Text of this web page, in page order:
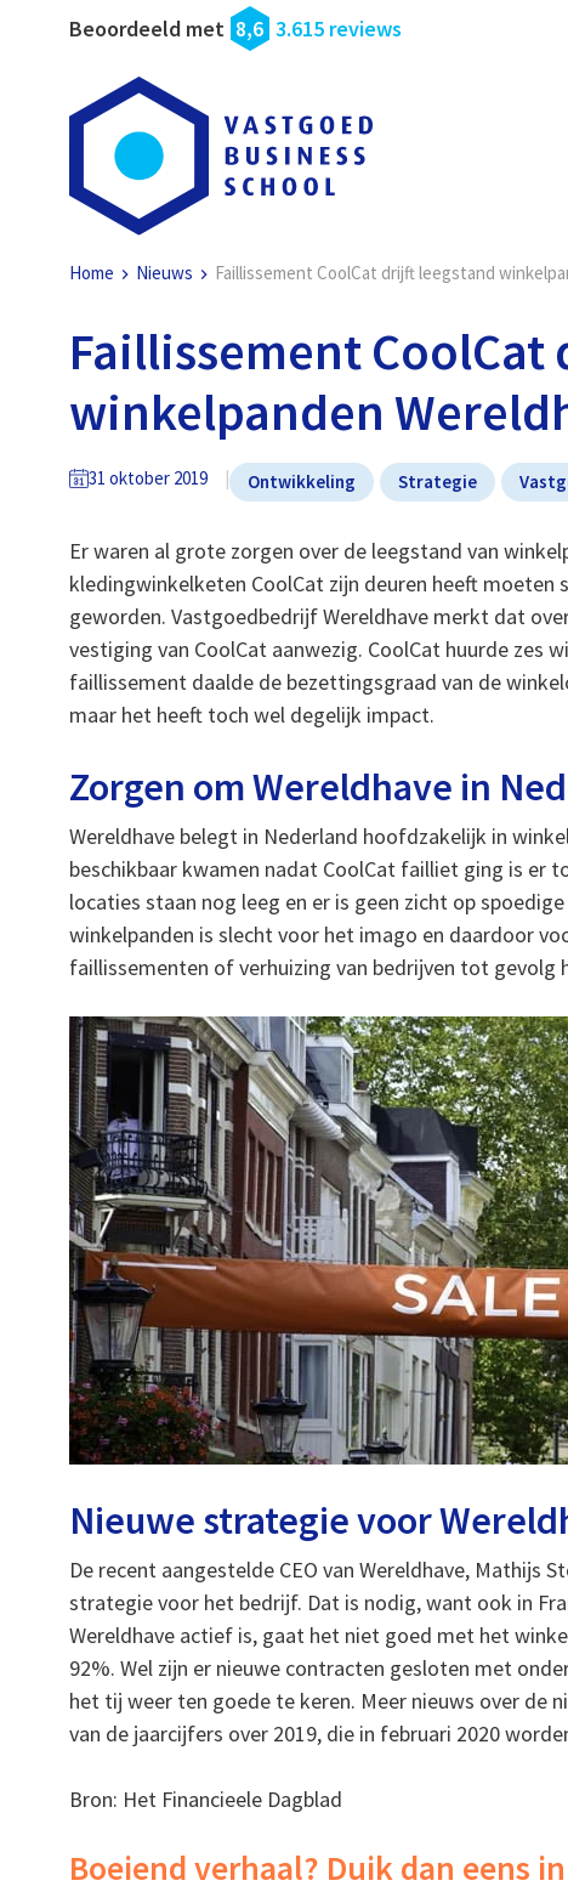
Beoordeeld met 8,6 3.615 reviews
Home Nieuws Faillissement CoolCat drijft leegstand
Faillissement
winkelpanden
31 oktober 2019 Ontwikkeling Strategie
Er waren al grote zorgen over de leegstand van
kledingwinkelketen CoolCat zijn deuren heeft
geworden. Vastgoedbedrijf Wereldhave merkt dat
vestiging van CoolCat aanwezig. CoolCat huurde zes
faillissement daalde de bezettingsgraad van de
maar het heeft toch wel degelijk impact.
Zorgen om Wereldhave in
Wereldhave belegt in Nederland hoofdzakelijk in
beschikbaar kwamen nadat CoolCat failliet ging is er
locaties staan nog leeg en er is geen zicht op
winkelpanden is slecht voor het imago en daardoor
faillissementen of verhuizing van bedrijven tot gevolg
Nieuwe strategie voor
De recent aangestelde CEO van Wereldhave, Mathijs
strategie voor het bedrijf. Dat is nodig, want ook in
Wereldhave actief is, gaat het niet goed met het
92%. Wel zijn er nieuwe contracten gesloten met
het tij weer ten goede te keren. Meer nieuws over
van de jaarcijfers over 2019, die in februari 2020
Bron: Het Financieele Dagblad
Boeiend verhaal? Duik dan eens